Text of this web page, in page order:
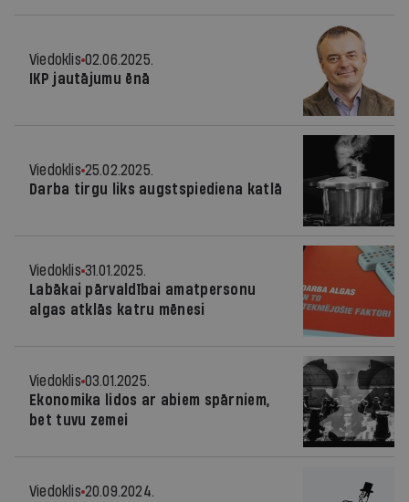
Viedoklis 02.06.2025.
IKP jautājumu ēnā
Viedoklis 25.02.2025.
Darba tirgu liks augstspiediena katlā
Viedoklis 31.01.2025.
Labākai pārvaldībai amatpersonu
algas atklās katru mēnesi
Viedoklis 03.01.2025.
Ekonomika lidos ar abiem spārniem,
bet tuvu zemei
Viedoklis 20.09.2024.